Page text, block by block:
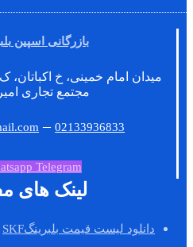
بازرگانی اسپین
میدان امام خمینی، خ اکباتان،
مجتمع تجاری
–02133936833
Telegram
لینک های
دانلود لیست قیمت بلبرینگSKF